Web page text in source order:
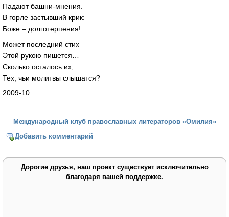
Падают башни-мнения.
В горле застывший крик:
Боже – долготерпения!
Может последний стих
Этой рукою пишется…
Сколько осталось их,
Тех, чьи молитвы слышатся?
2009-10
Международный клуб православных литераторов «Омилия»
Добавить комментарий
Дорогие друзья, наш проект существует исключительно
благодаря вашей поддержке.